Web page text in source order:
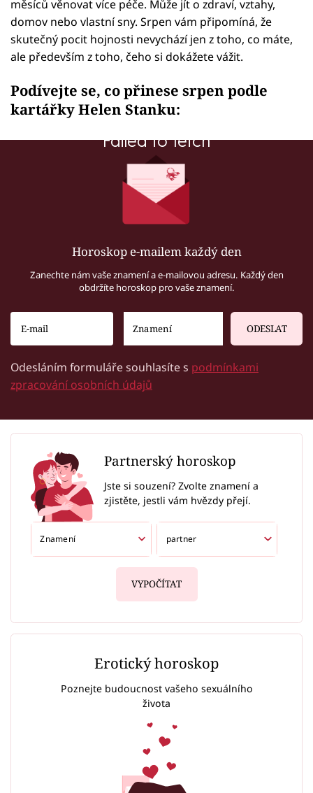
měsíců věnovat více péče. Může jít o zdraví, vztahy,
domov nebo vlastní sny. Srpen vám připomíná, že
skutečný pocit hojnosti nevychází jen z toho, co máte,
ale především z toho, čeho si dokážete vážit.
Podívejte se, co přinese srpen podle
kartářky Helen Stanku:
Failed to fetch
Horoskop e-mailem každý den
Zanechte nám vaše znamení a e-mailovou adresu. Každý den
obdržíte horoskop pro vaše znamení.
ODESLAT
Odesláním formuláře souhlasíte s podmínkami
zpracování osobních údajů
Partnerský horoskop
Jste si souzení? Zvolte znamení a
zjistěte, jestli vám hvězdy přejí.
VYPOČÍTAT
Erotický horoskop
Poznejte budoucnost vašeho sexuálního
života